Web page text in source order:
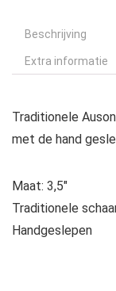
Beschrijving
Extra informatie
Traditionele
met de hand
Maat: 3,5″
Traditionele
Handgeslepen